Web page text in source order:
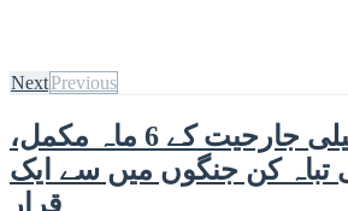
NextPrevious
غزہ میں اسرائیلی جارحیت کے 6 ماہ مکمل،
تباہ کن جنگوں میں سے ایک
قرار